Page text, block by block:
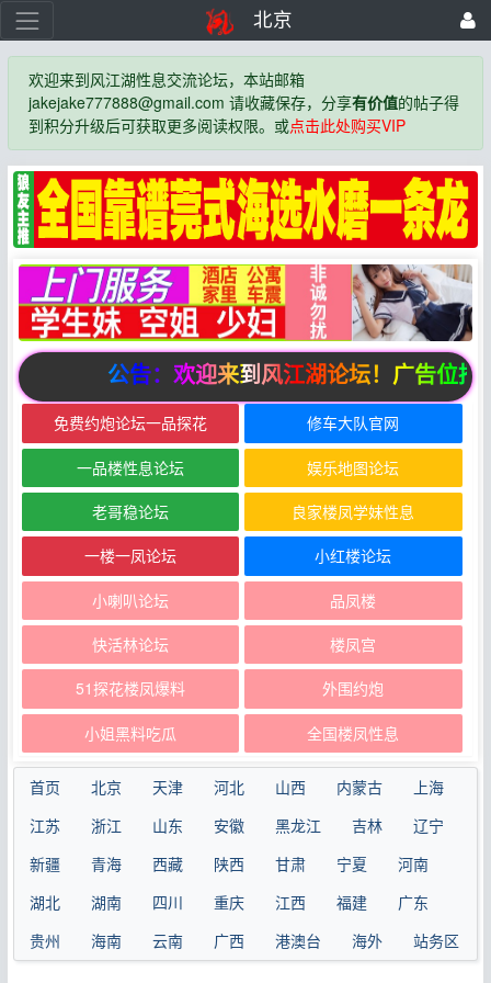
北京
欢迎来到风江湖性息交流论坛，本站邮箱
jakejake777888@gmail.com 请收藏保存，分享有价值的帖子得
到积分升级后可获取更多阅读权限。或点击此处购买VIP
公告：欢迎来到风江湖论坛！广告位招
免费约炮论坛一品探花 修车大队官网
一品楼性息论坛 娱乐地图论坛
老哥稳论坛 良家楼凤学妹性息
一楼一凤论坛 小红楼论坛
小喇叭论坛 品凤楼
快活林论坛 楼凤宫
51探花楼凤爆料 外围约炮
小姐黑料吃瓜 全国楼凤性息
首页 北京 天津 河北 山西 内蒙古
上海
江苏
浙江 山东 安徽 黑龙江 吉林
辽宁
新疆
青海 西藏 陕西 甘肃 宁夏
河南
湖北
湖南 四川 重庆 江西 福建
广东
贵州
海南 云南 广西 港澳台 海外 站务区